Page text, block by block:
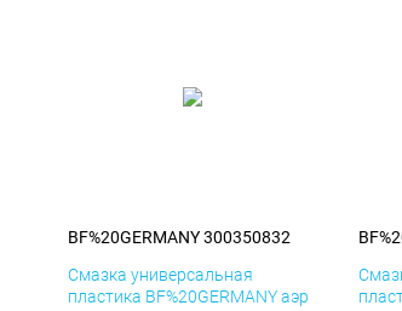
BF%20GERMANY 300350832
Смазка универсальная
пластика BF%20GERMANY аэр